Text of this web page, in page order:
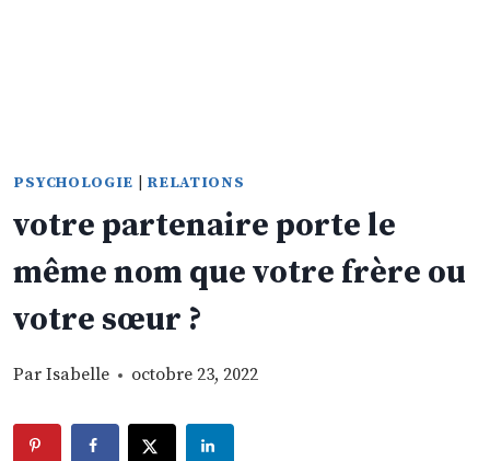
PSYCHOLOGIE RELATIONS
votre partenaire porte le
même nom que votre frère ou
votre sœur ?
Par Isabelle octobre 23, 2022